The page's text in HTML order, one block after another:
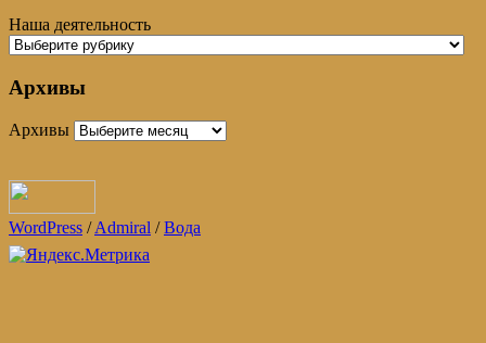
Наша деятельность
Архивы
Архивы
WordPress /Admiral /Вода